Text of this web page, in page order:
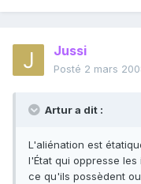
Jussi
Posté 2 mars
Artur a dit :
L'aliénation est
l'État qui oppresse
ce qu'ils possèdent